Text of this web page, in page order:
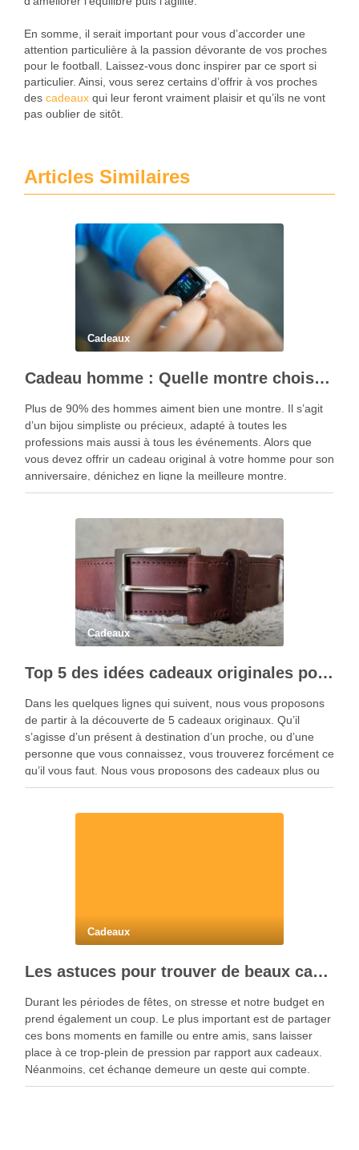
En somme, il serait important pour vous d’accorder une
attention particulière à la passion dévorante de vos proches
pour le football. Laissez-vous donc inspirer par ce sport si
particulier. Ainsi, vous serez certains d’offrir à vos proches
des cadeaux qui leur feront vraiment plaisir et qu’ils ne vont
pas oublier de sitôt.
Articles Similaires
Cadeaux
Cadeau homme : Quelle montre choisir ?
Plus de 90% des hommes aiment bien une montre. Il s’agit
d’un bijou simpliste ou précieux, adapté à toutes les
professions mais aussi à tous les événements. Alors que
vous devez offrir un cadeau original à votre homme pour son
anniversaire, dénichez en ligne la meilleure montre.
Cadeaux
Top 5 des idées cadeaux originales pour un anniversaire
Dans les quelques lignes qui suivent, nous vous proposons
de partir à la découverte de 5 cadeaux originaux. Qu’il
s’agisse d’un présent à destination d’un proche, ou d’une
personne que vous connaissez, vous trouverez forcément ce
qu’il vous faut. Nous vous proposons des cadeaux plus ou
moins utiles, qui sauront …
Cadeaux
Les astuces pour trouver de beaux cadeaux à prix mini
Durant les périodes de fêtes, on stresse et notre budget en
prend également un coup. Le plus important est de partager
ces bons moments en famille ou entre amis, sans laisser
place à ce trop-plein de pression par rapport aux cadeaux.
Néanmoins, cet échange demeure un geste qui compte.